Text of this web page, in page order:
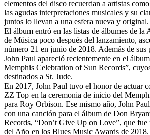
elementos del disco recuerdan a artistas
las agudas interpretaciones musicales y su
juntos lo llevan a una esfera nueva y original.
El álbum entró en las listas de álbumes de la
de Música poco después del lanzamiento,
número 21 en junio de 2018. Además de sus
John Paul apareció recientemente en el
Memphis Celebration of Sun Records”,
destinados a St. Jude.
En 2017, John Paul tuvo el honor de actuar
ZZ Top en la ceremonia de inicio del
para Roy Orbison. Ese mismo año, John
con una canción para el álbum de Don
Records, “Don’t Give Up on Love”, que
del Año en los Blues Music Awards de 2018.